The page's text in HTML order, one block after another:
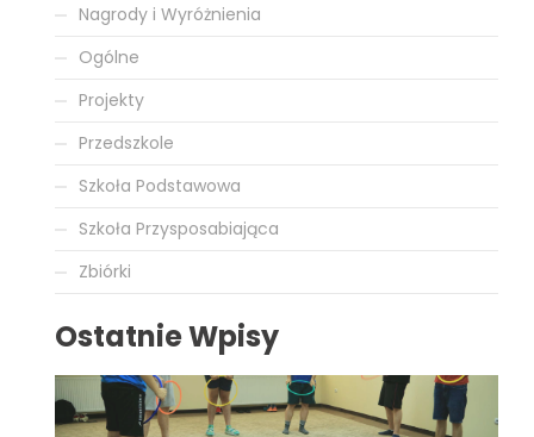
Nagrody i Wyróżnienia
Ogólne
Projekty
Przedszkole
Szkoła Podstawowa
Szkoła Przysposabiająca
Zbiórki
Ostatnie Wpisy